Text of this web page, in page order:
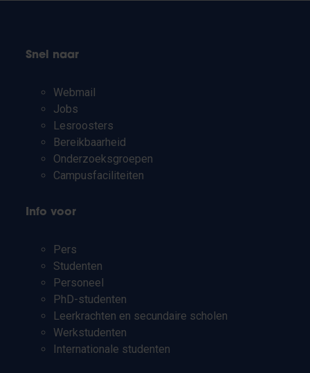
Snel naar
Webmail
Jobs
Lesroosters
Bereikbaarheid
Onderzoeksgroepen
Campusfaciliteiten
Info voor
Pers
Studenten
Personeel
PhD-studenten
Leerkrachten en secundaire scholen
Werkstudenten
Internationale studenten